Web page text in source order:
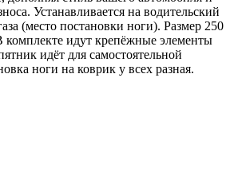
Устанавливается на водительский
(место постановки ноги). Размер 250
идут крепёжные элементы
идёт для самостоятельной
ноги на коврик у всех разная.